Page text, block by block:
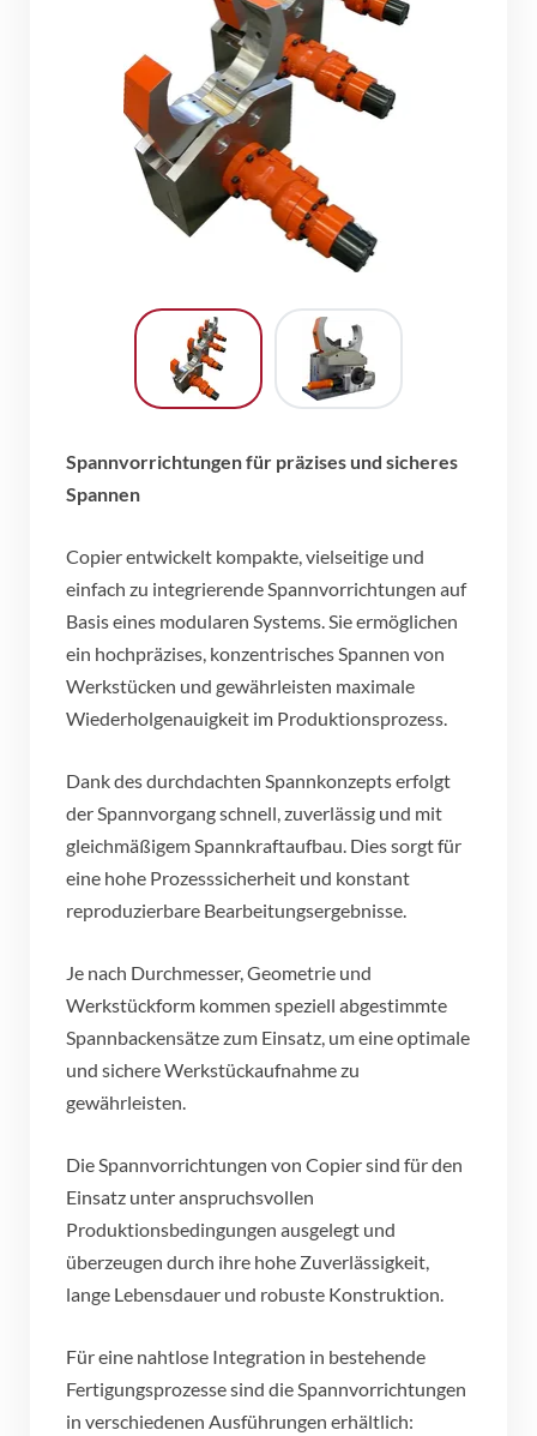
Spannvorrichtungen für präzises und sicheres
Spannen
Copier entwickelt kompakte, vielseitige und
einfach zu integrierende Spannvorrichtungen auf
Basis eines modularen Systems. Sie ermöglichen
ein hochpräzises, konzentrisches Spannen von
Werkstücken und gewährleisten maximale
Wiederholgenauigkeit im Produktionsprozess.
Dank des durchdachten Spannkonzepts erfolgt
der Spannvorgang schnell, zuverlässig und mit
gleichmäßigem Spannkraftaufbau. Dies sorgt für
eine hohe Prozesssicherheit und konstant
reproduzierbare Bearbeitungsergebnisse.
Je nach Durchmesser, Geometrie und
Werkstückform kommen speziell abgestimmte
Spannbackensätze zum Einsatz, um eine optimale
und sichere Werkstückaufnahme zu
gewährleisten.
Die Spannvorrichtungen von Copier sind für den
Einsatz unter anspruchsvollen
Produktionsbedingungen ausgelegt und
überzeugen durch ihre hohe Zuverlässigkeit,
lange Lebensdauer und robuste Konstruktion.
Für eine nahtlose Integration in bestehende
Fertigungsprozesse sind die Spannvorrichtungen
in verschiedenen Ausführungen erhältlich: